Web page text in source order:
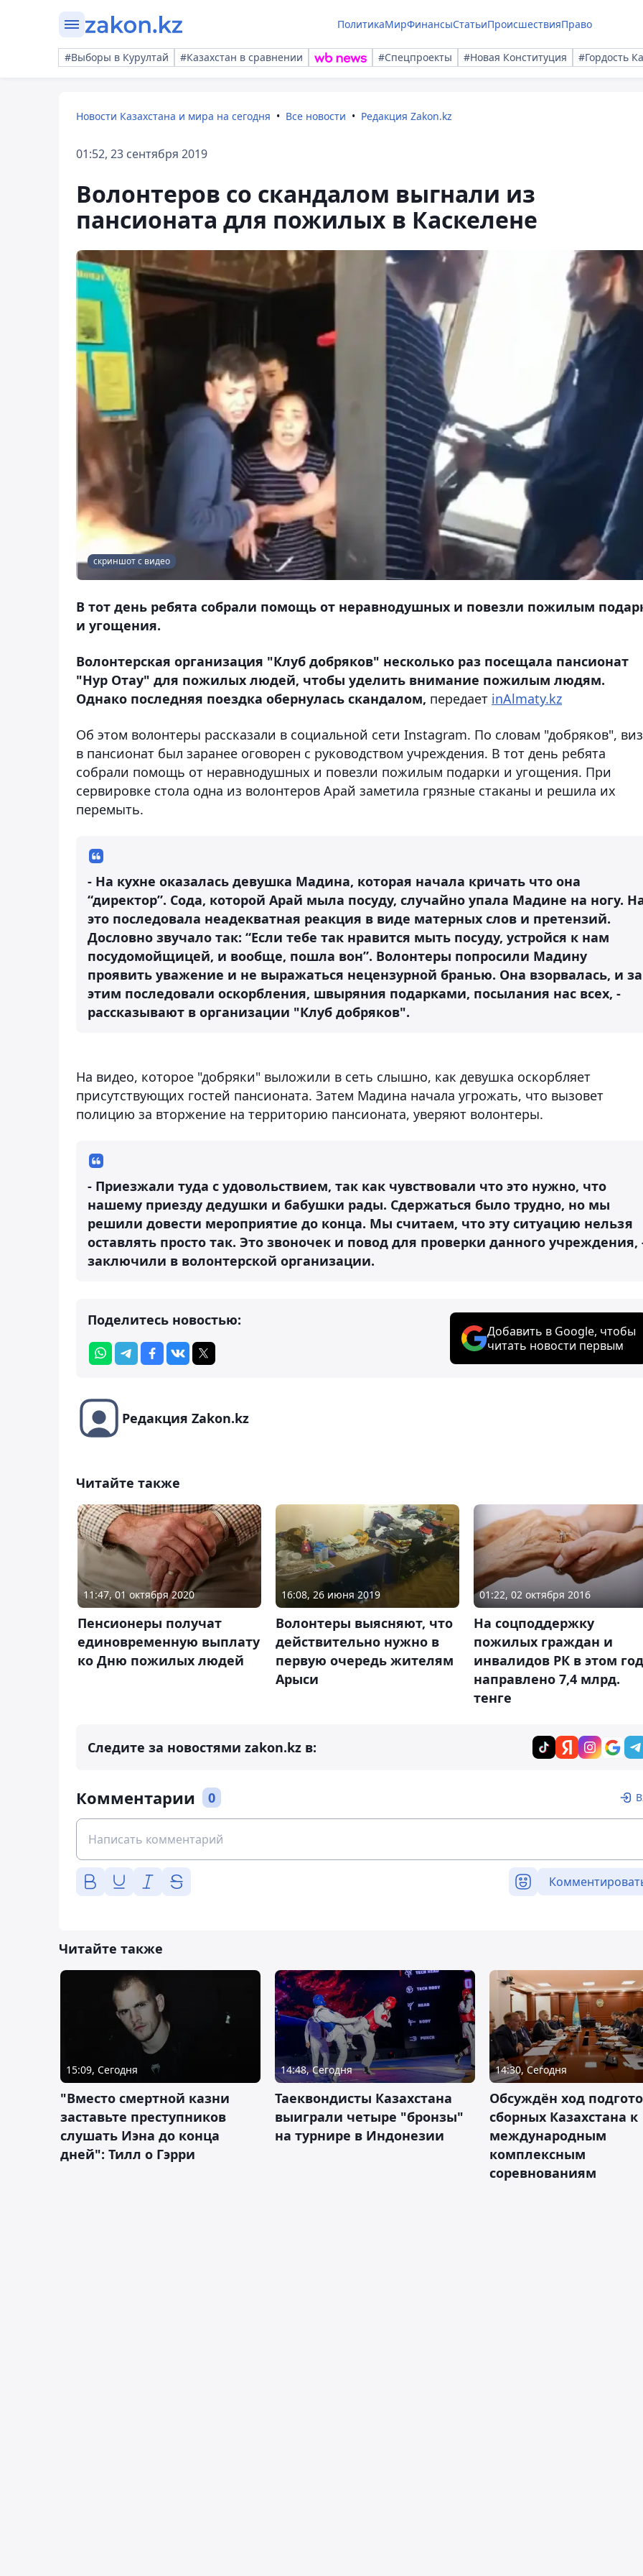
ПолитикаМирФинансыСтатьиПроисшествияПраво
#Выборы в Курултай #Казахстан в сравнении #Спецпроекты #Новая Конституция #Гордость
Новости Казахстана и мира на сегодня Все новости Редакция Zakon.kz
01:52, 23 сентября 2019
Волонтеров со скандалом выгнали из
пансионата для пожилых в Каскелене
скриншот с видео
В тот день ребята собрали помощь от неравнодушных и повезли пожилым
и угощения.
Волонтерская организация "Клуб добряков" несколько раз посещала пансионат
"Нур Отау" для пожилых людей, чтобы уделить внимание пожилым людям.
Однако последняя поездка обернулась скандалом, передает inAlmaty.kz
Об этом волонтеры рассказали в социальной сети Instagram. По словам "добряков",
в пансионат был заранее оговорен с руководством учреждения. В тот день ребята
собрали помощь от неравнодушных и повезли пожилым подарки и угощения. При
сервировке стола одна из волонтеров Арай заметила грязные стаканы и решила их
перемыть.
- На кухне оказалась девушка Мадина, которая начала кричать что она
“директор”. Сода, которой Арай мыла посуду, случайно упала Мадине на ногу.
это последовала неадекватная реакция в виде матерных слов и претензий.
Дословно звучало так: “Если тебе так нравится мыть посуду, устройся к нам
посудомойщицей, и вообще, пошла вон”. Волонтеры попросили Мадину
проявить уважение и не выражаться нецензурной бранью. Она взорвалась, и за
этим последовали оскорбления, швыряния подарками, посылания нас всех, -
рассказывают в организации "Клуб добряков".
На видео, которое "добряки" выложили в сеть слышно, как девушка оскорбляет
присутствующих гостей пансионата. Затем Мадина начала угрожать, что вызовет
полицию за вторжение на территорию пансионата, уверяют волонтеры.
- Приезжали туда с удовольствием, так как чувствовали что это нужно, что
нашему приезду дедушки и бабушки рады. Сдержаться было трудно, но мы
решили довести мероприятие до конца. Мы считаем, что эту ситуацию нельзя
оставлять просто так. Это звоночек и повод для проверки данного учреждения,
заключили в волонтерской организации.
Поделитесь новостью:
Добавить в Google, чтобы
читать новости первым
Редакция Zakon.kz
Читайте также
11:47, 01 октября 2020
Пенсионеры получат
единовременную выплату
ко Дню пожилых людей
16:08, 26 июня 2019
Волонтеры выясняют, что
действительно нужно в
первую очередь жителям
Арыси
01:22, 02 октября 2016
На соцподдержку
пожилых граждан и
инвалидов РК в этом
направлено 7,4 млрд.
тенге
Следите за новостями zakon.kz в:
Комментарии 0
Читайте также
15:09, Сегодня
"Вместо смертной казни
заставьте преступников
слушать Иэна до конца
дней": Тилл о Гэрри
14:48, Сегодня
Таеквондисты Казахстана
выиграли четыре "бронзы"
на турнире в Индонезии
14:30, Сегодня
Обсуждён ход
сборных Казахстана к
международным
комплексным
соревнованиям